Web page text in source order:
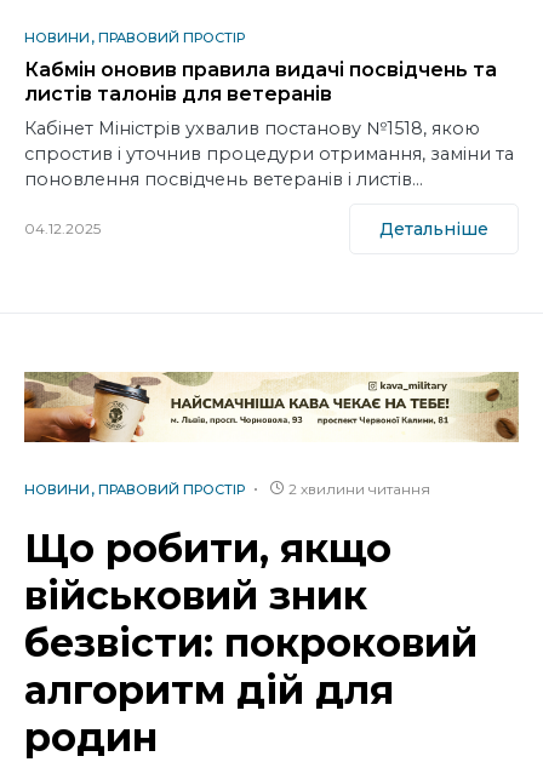
НОВИНИ ПРАВОВИЙ ПРОСТІР
Кабмін оновив правила видачі посвідчень та
листів талонів для ветеранів
Кабінет Міністрів ухвалив постанову №1518, якою
спростив і уточнив процедури отримання, заміни та
поновлення посвідчень ветеранів і листів…
04.12.2025 Детальніше
НОВИНИ ПРАВОВИЙ ПРОСТІР 2 хвилини читання
Що робити, якщо
військовий зник
безвісти: покроковий
алгоритм дій для
родин